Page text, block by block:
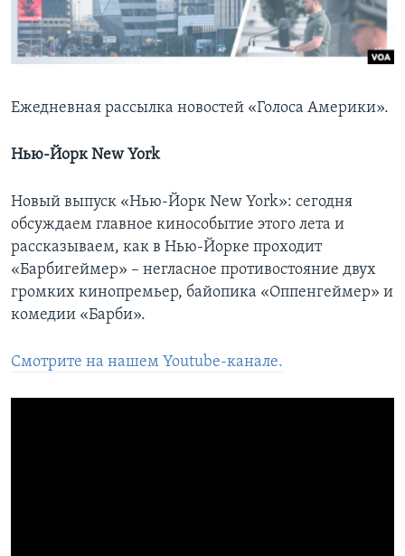
Learning English
Языки
Ежедневная рассылка новостей «Голоса Америки».
Нью-Йорк New York
Новый выпуск «Нью-Йорк New York»: сегодня
обсуждаем главное кинособытие этого лета и
рассказываем, как в Нью-Йорке проходит
«Барбигеймер» – негласное противостояние двух
громких кинопремьер, байопика «Оппенгеймер» и
комедии «Барби».
Смотрите на нашем Youtube-канале.